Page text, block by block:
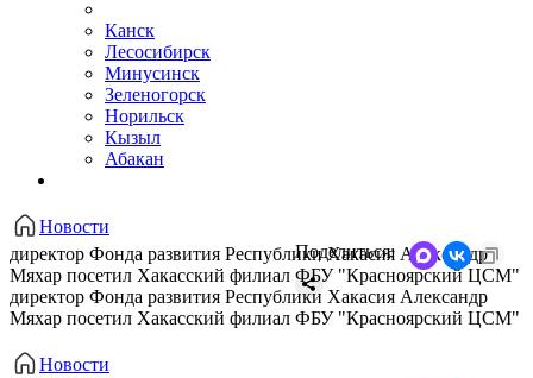
Канск
Лесосибирск
Минусинск
Зеленогорск
Норильск
Кызыл
Абакан
Новости
директор Фонда развития Республики Хакасия Александр
Мяхар посетил Хакасский филиал ФБУ "Красноярский ЦСМ"
директор Фонда развития Республики Хакасия Александр
Мяхар посетил Хакасский филиал ФБУ "Красноярский ЦСМ"
Поделиться:
Новости